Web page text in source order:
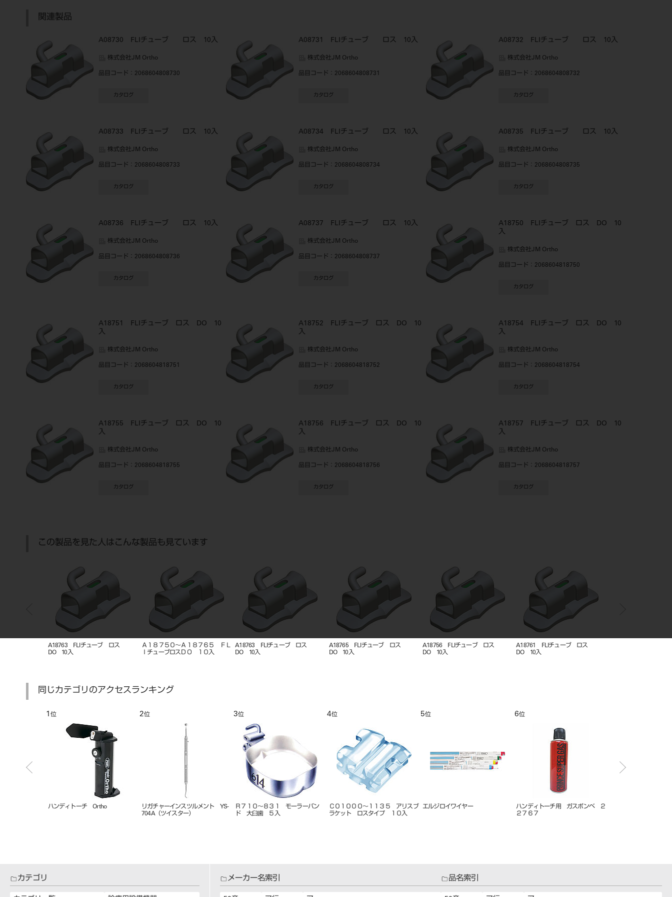
関連製品
A08730 FLIチューブ ロス 10入
株式会社JM Ortho
品目コード ：2068604808730
カタログ
A08731 FLIチューブ ロス 10入
株式会社JM Ortho
品目コード ：2068604808731
カタログ
A08732 FLIチューブ ロス 10入
株式会社JM Ortho
品目コード ：2068604808732
カタログ
A08733 FLIチューブ ロス 10入
株式会社JM Ortho
品目コード ：2068604808733
カタログ
A08734 FLIチューブ ロス 10入
株式会社JM Ortho
品目コード ：2068604808734
カタログ
A08735 FLIチューブ ロス 10入
株式会社JM Ortho
品目コード ：2068604808735
カタログ
A08736 FLIチューブ ロス 10入
株式会社JM Ortho
品目コード ：2068604808736
カタログ
A08737 FLIチューブ ロス 10入
株式会社JM Ortho
品目コード ：2068604808737
カタログ
A18750 FLIチューブ ロス DO 10
入
株式会社JM Ortho
品目コード ：2068604818750
カタログ
A18751 FLIチューブ ロス DO 10
入
株式会社JM Ortho
品目コード ：2068604818751
カタログ
A18752 FLIチューブ ロス DO 10
入
株式会社JM Ortho
品目コード ：2068604818752
カタログ
A18754 FLIチューブ ロス DO 10
入
株式会社JM Ortho
品目コード ：2068604818754
カタログ
A18755 FLIチューブ ロス DO 10
入
株式会社JM Ortho
品目コード ：2068604818755
カタログ
A18756 FLIチューブ ロス DO 10
入
株式会社JM Ortho
品目コード ：2068604818756
カタログ
A18757 FLIチューブ ロス DO 10
入
株式会社JM Ortho
品目コード ：2068604818757
カタログ
この製品を見た人はこんな製品も見ています
A18763 FLIチューブ ロス
DO 10入
A18765 FLIチューブ ロス
A18756 FLIチューブ ロス
DO 10入
A18761 FLIチューブ ロス
DO 10入
A18754 FLIチューブ ロス
DO 10入
A18750 FLIチューブ ロス
DO 10入
同じカテゴリのアクセスランキング
リガチャーインスツルメント YS-
Ｒ７１０～８３１ モーラーバン
ド 大臼歯 ５入
Ｃ０１０００～１１３５ アリスブ
ラケット ロスタイプ １０入
エルジロイワイヤー
ハンディトーチ用 ガスボンベ ２
２７６７
フェイスクリブ Ｌ・Ｍ・Ｓ各色
矯正プライヤー スリージョー ND-
カテゴリ メーカー名索引 品名索引